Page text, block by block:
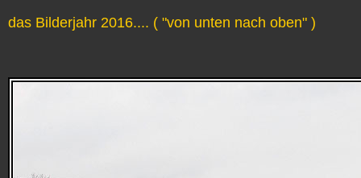
das Bilderjahr 2016.... ( "von unten nach oben" )